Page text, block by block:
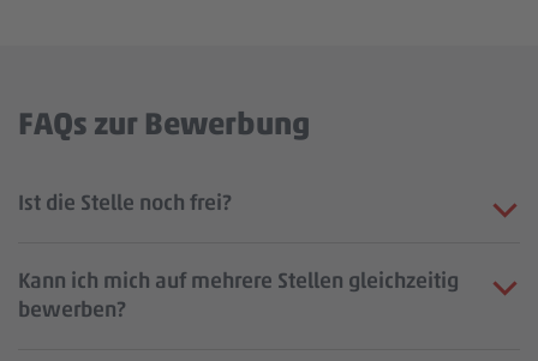
FAQs zur Bewerbung
Ist die Stelle noch frei?
Kann ich mich auf mehrere Stellen gleichzeitig
bewerben?